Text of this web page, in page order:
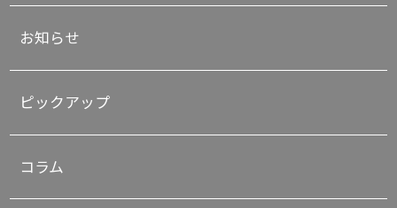
お知らせ
ピックアップ
コラム